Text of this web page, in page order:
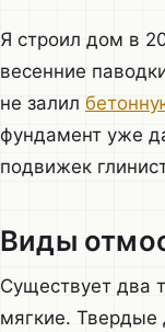
Я строил дом в
весенние
не залил
фундамент уже
подвижек
Виды
Существует два
мягкие. Твердые